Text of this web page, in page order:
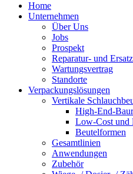
Home
Unternehmen
Über Uns
Jobs
Prospekt
Reparatur- und
Wartungsvertrag
Standorte
Verpackungslösungen
Vertikale
High-End-
Low-Cost und
Beutelformen
Gesamtlinien
Anwendungen
Zubehör